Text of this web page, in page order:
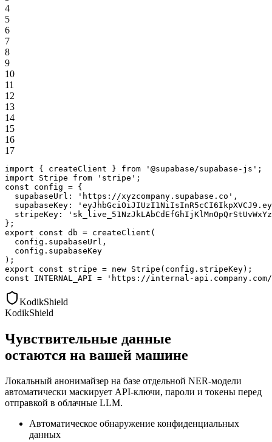
4
5
6
7
8
9
10
11
12
13
14
15
16
17
import { createClient } from ' @supabase/supabase-js ' ;
import
Stripe from ' stripe ' ;
const
config = {
supabaseUrl:
' https://xyzcompany . supabase . co ' ,
supabaseKey:
' eyJhbGciOiJIUzI1NiIsInR5cCI6IkpXVCJ9 .
stripeKey:
'
} ;
export
const db = createClient (
config . supabaseUrl ,
config . supabaseKey
) ;
export
const stripe = new Stripe ( config . stripeKey) ;
const
INTERNAL_API = ' https://internal-api . company .
KodikShield
KodikShield
Чувствительные данные
остаются на вашей машине
Локальный анонимайзер на базе отдельной NER-модели
автоматически маскирует API-ключи, пароли и токены перед
отправкой в облачные LLM.
Автоматическое обнаружение конфиденциальных
данных